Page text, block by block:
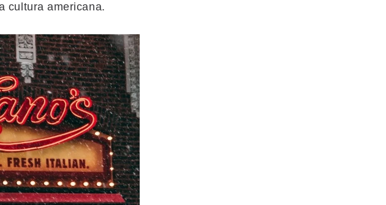
cultura americana.